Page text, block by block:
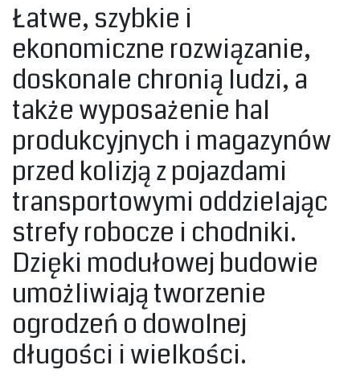
‎Łatwe, szybkie i
ekonomiczne rozwiązanie,
doskonale chronią ludzi, a
także wyposażenie hal
produkcyjnych i magazynów
przed kolizją z pojazdami
transportowymi oddzielając
strefy robocze i chodniki.
Dzięki modułowej budowie
umożliwiają tworzenie
ogrodzeń o dowolnej
długości i wielkości.